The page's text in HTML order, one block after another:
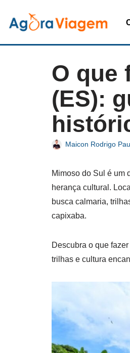
Pular
para
O que
(ES):
Maicon Rodrigo
Mimoso do Sul é um
herança cultural.
busca calmaria,
capixaba.
Descubra o que
trilhas e cultura